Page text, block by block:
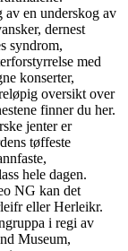
av en underskog av
dernest
syndrom,
med
konserter,
oversikt over
finner du her.
jenter er
tøffeste
hele dagen.
NG kan det
eller Herleikr.
i regi av
Museum,